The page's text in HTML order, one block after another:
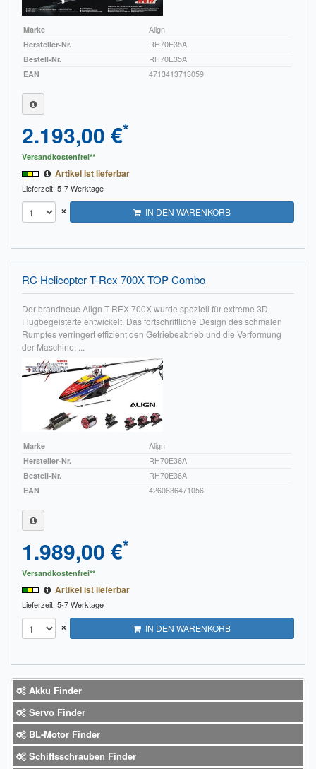
Marke
Align
Hersteller-Nr.
RH70E35A
Bestell-Nr.
RH70E35A
EAN
4713413713059
2.193,00 €*
Versandkostenfrei**
Artikel ist lieferbar
Lieferzeit: 5-7 Werktage
× IN DEN WARENKORB
RC Helicopter T-Rex 700X TOP Combo
Der brandneue Align T-REX 700X wurde speziell für extreme 3D-
Flugbegeisterte entwickelt. Das fortschrittliche Design des schmalen
Rumpfes verringert effizient den Getriebeabrieb und die Verformung
der Maschine, ...
Marke
Align
Hersteller-Nr.
RH70E36A
Bestell-Nr.
RH70E36A
EAN
4260636471056
1.989,00 €*
Versandkostenfrei**
Artikel ist lieferbar
Lieferzeit: 5-7 Werktage
× IN DEN WARENKORB
Akku Finder
Servo Finder
BL-Motor Finder
Schiffsschrauben Finder